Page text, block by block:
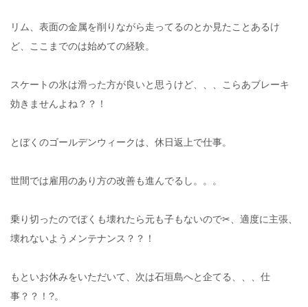
リム、表面の金属を削りながら走ってるのとか見たことあるけ
ど、ここまでのは始めての経験。
スケートの氷は滑った方が良いと思うけど、、、こらあブレーキ
効きませんよね？？！
とぼくのゴールデンウィークは、休日返上で仕事。
世間では雇用のあり方の改善も進んでるし。。。
乗り切ったのでぼくも壊れたら元も子もないので✂、適度に主張、
壊れないようメンテナンス？？！
もといお休みをいただいて、次は石垣島へと企てる、、、仕
事？？！?。